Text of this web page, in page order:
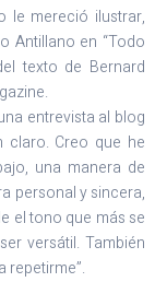
le mereció ilustrar,
Antillano en “Todo
texto de Bernard
entrevista al blog
claro. Creo que he
una manera de
personal y sincera,
el tono que más se
versátil. También
repetirme”.